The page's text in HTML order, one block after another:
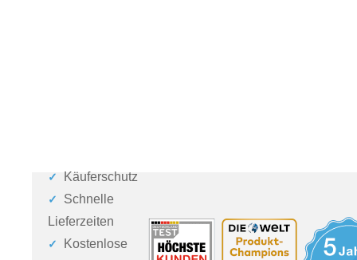
Käuferschutz
Schnelle
Lieferzeiten
Kostenlose